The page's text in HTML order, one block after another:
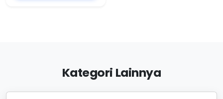
Kategori Lainnya